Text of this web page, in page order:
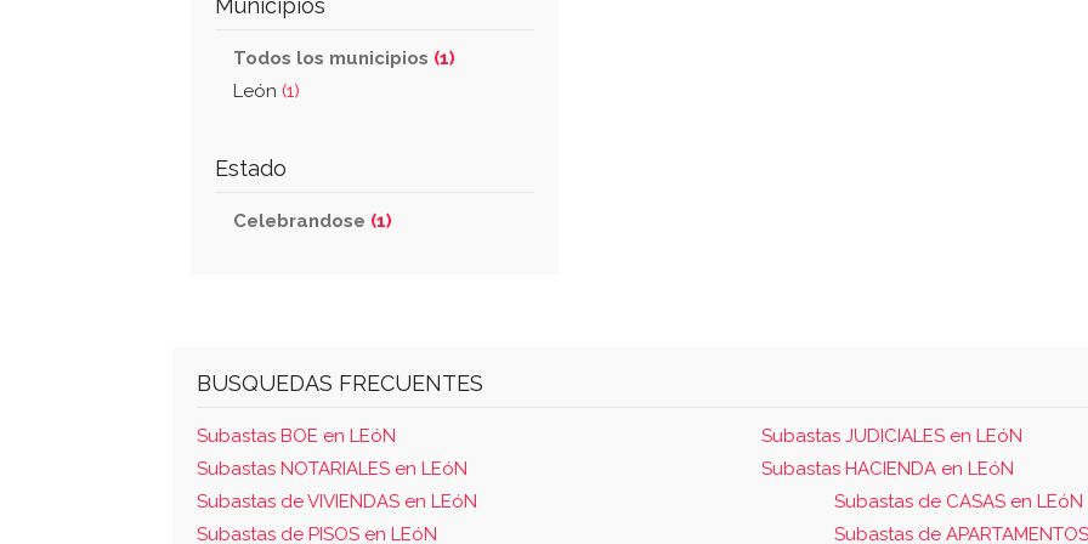
Municipios
Todos los municipios (1)
León (1)
Estado
Celebrandose (1)
BUSQUEDAS FRECUENTES
Subastas BOE en LEóN
Subastas JUDICIALES en LEóN
Subastas NOTARIALES en LEóN
Subastas HACIENDA en LEóN
Subastas de VIVIENDAS en LEóN
Subastas de CASAS en LEóN
Subastas de PISOS en LEóN
Subastas de